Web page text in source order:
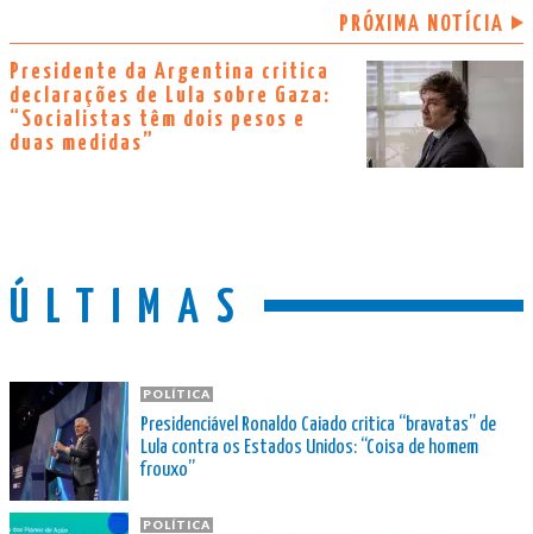
PRÓXIMA NOTÍCIA
Presidente da Argentina critica
declarações de Lula sobre Gaza:
“Socialistas têm dois pesos e
duas medidas”
ÚLTIMAS
POLÍTICA
Presidenciável Ronaldo Caiado critica “bravatas” de
Lula contra os Estados Unidos: “Coisa de homem
frouxo”
POLÍTICA